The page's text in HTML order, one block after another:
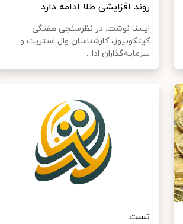
روند افزایشی طلا ادامه دارد
ایسنا نوشت: در نظرسنجی هفتگی
کیتکونیوز، کارشناسان وال استریت و
سرمایه‌گذاران ادا...
تست